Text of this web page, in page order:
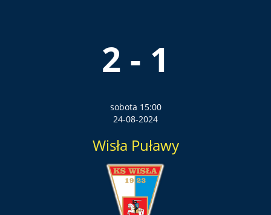
2 - 1
sobota 15:00
24-08-2024
Wisła Puławy